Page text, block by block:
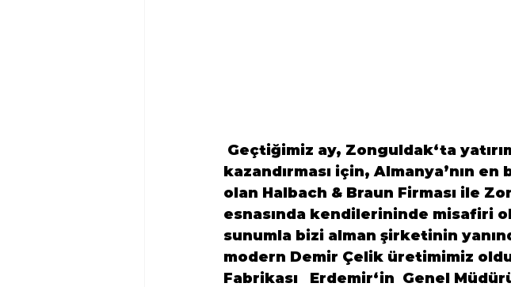
Geçtiğimiz ay, Zonguldak‘ta
kazandırması için, Almanya’nın
olan Halbach & Braun Firması ile
esnasında kendilerininde misafiri
sunumla bizi alman şirketinin
modern Demir Çelik üretimimiz
Fabrikası   Erdemir‘in  Genel